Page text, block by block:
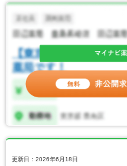
更新日：2026年6月18日